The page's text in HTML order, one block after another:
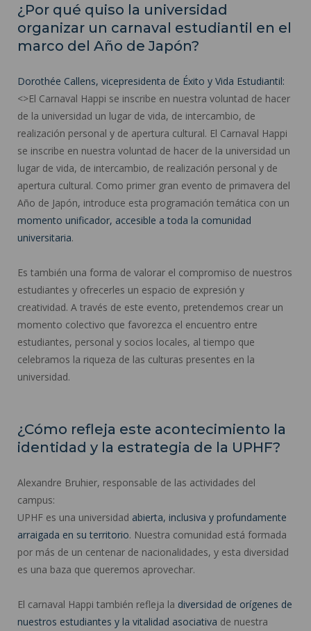
¿Por qué quiso la universidad
organizar un carnaval estudiantil en el
marco del Año de Japón?
Dorothée Callens, vicepresidenta de Éxito y Vida Estudiantil:
<>El Carnaval Happi se inscribe en nuestra voluntad de hacer
de la universidad un lugar de vida, de intercambio, de
realización personal y de apertura cultural. El Carnaval Happi
se inscribe en nuestra voluntad de hacer de la universidad un
lugar de vida, de intercambio, de realización personal y de
apertura cultural. Como primer gran evento de primavera del
Año de Japón, introduce esta programación temática con un
momento unificador, accesible a toda la comunidad
universitaria.
Es también una forma de valorar el compromiso de nuestros
estudiantes y ofrecerles un espacio de expresión y
creatividad. A través de este evento, pretendemos crear un
momento colectivo que favorezca el encuentro entre
estudiantes, personal y socios locales, al tiempo que
celebramos la riqueza de las culturas presentes en la
universidad.
¿Cómo refleja este acontecimiento la
identidad y la estrategia de la UPHF?
Alexandre Bruhier, responsable de las actividades del
campus:
UPHF es una universidad abierta, inclusiva y profundamente
arraigada en su territorio. Nuestra comunidad está formada
por más de un centenar de nacionalidades, y esta diversidad
es una baza que queremos aprovechar.
El carnaval Happi también refleja la diversidad de orígenes de
nuestros estudiantes y la vitalidad asociativa de nuestra